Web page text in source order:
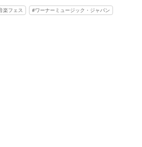
楽フェス ワーナーミュージック・ジャパン